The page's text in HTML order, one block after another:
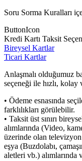
Soru Sorma Kuralları
ButtonIcon
Kredi Kartı Taksit
Bireysel Kartlar
Ticari Kartlar
Anlaşmalı olduğumuz
seçeneği ile hızlı,
• Ödeme esnasında
farklılıkları görülebilir.
• Taksit üst sınırı
alımlarında (Video,
üzerinde olan
eşya (Buzdolabı,
aletleri vb.) alımlarında